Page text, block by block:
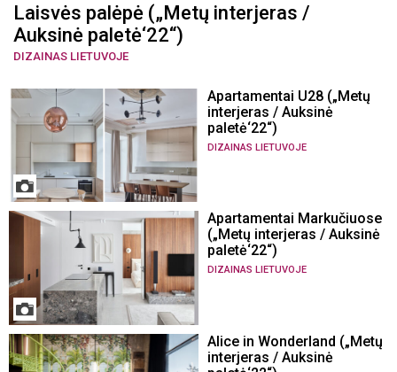
Laisvės palėpė („Metų interjeras /
Auksinė paletė‘22“)
DIZAINAS LIETUVOJE
Apartamentai U28 („Metų
interjeras / Auksinė
paletė‘22“)
DIZAINAS LIETUVOJE
Apartamentai Markučiuose
(„Metų interjeras / Auksinė
paletė‘22“)
DIZAINAS LIETUVOJE
Alice in Wonderland („Metų
interjeras / Auksinė